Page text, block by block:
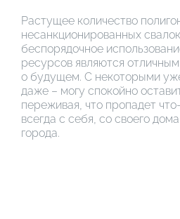
Растущее количество
несанкционированных
беспорядочное
ресурсов являются
о будущем. С некоторыми
даже – могу спокойно
переживая, что пропадет
всегда с себя, со своего
города.